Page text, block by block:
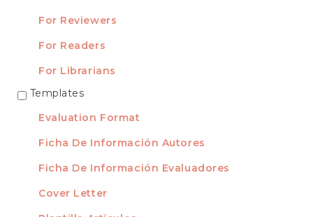
For Reviewers
For Readers
For Librarians
TEMPLATES
Templates
Evaluation Format
Ficha De Información Autores
Ficha De Información Evaluadores
Cover Letter